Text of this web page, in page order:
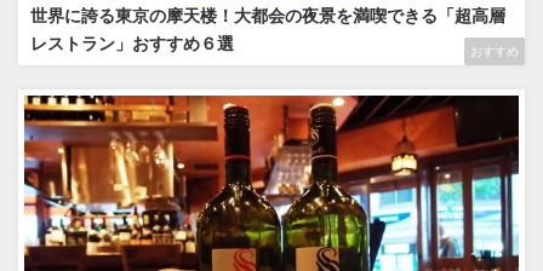
おすすめ
世界に誇る東京の摩天楼！大都会の夜景を満喫できる「超高層
レストラン」おすすめ６選